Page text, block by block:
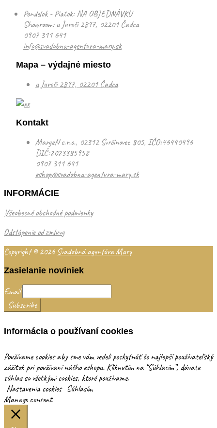
Pondelok - Piatok: NA OBJEDNÁVKU
Showroom: u Juroši 2897, 02201 Čadca
0907 311 641
info@svadobna-agentura-mary.sk
Mapa – výdajné miesto
u Juroši 2897, 02201 Čadca
Kontakt
MaryeN s.r.o., 02312 Svrčinovec 805, IČO:46440496
DIČ:2023385958
0907 311 641
eshop@svadobna-agentura-mary.sk
INFORMÁCIE
Všeobecné obchodné podmienky
Odstúpenie od zmluvy
Copyright © 2026 Svadobná agentúra Mary
Zasielanie noviniek
Email
Informácia o používaní cookies
Používame cookies aby sme vám vedeli poskytnúť čo najlepší používateľský
zážitok pri používaní nášho eshopu. Kliknutím na “Súhlasím”, dávate
súhlas so všetkými cookies, ktoré používame.
Nastavenia cookies Súhlasím
Manage consent